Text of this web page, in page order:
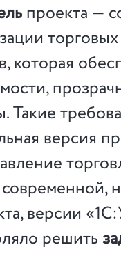
проекта —
торговых
, которая
Такие
версия
версии
решить